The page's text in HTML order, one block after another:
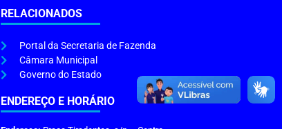
RELACIONADOS
Portal da Secretaria de Fazenda
Câmara Municipal
Governo do Estado
ENDEREÇO E HORÁRIO